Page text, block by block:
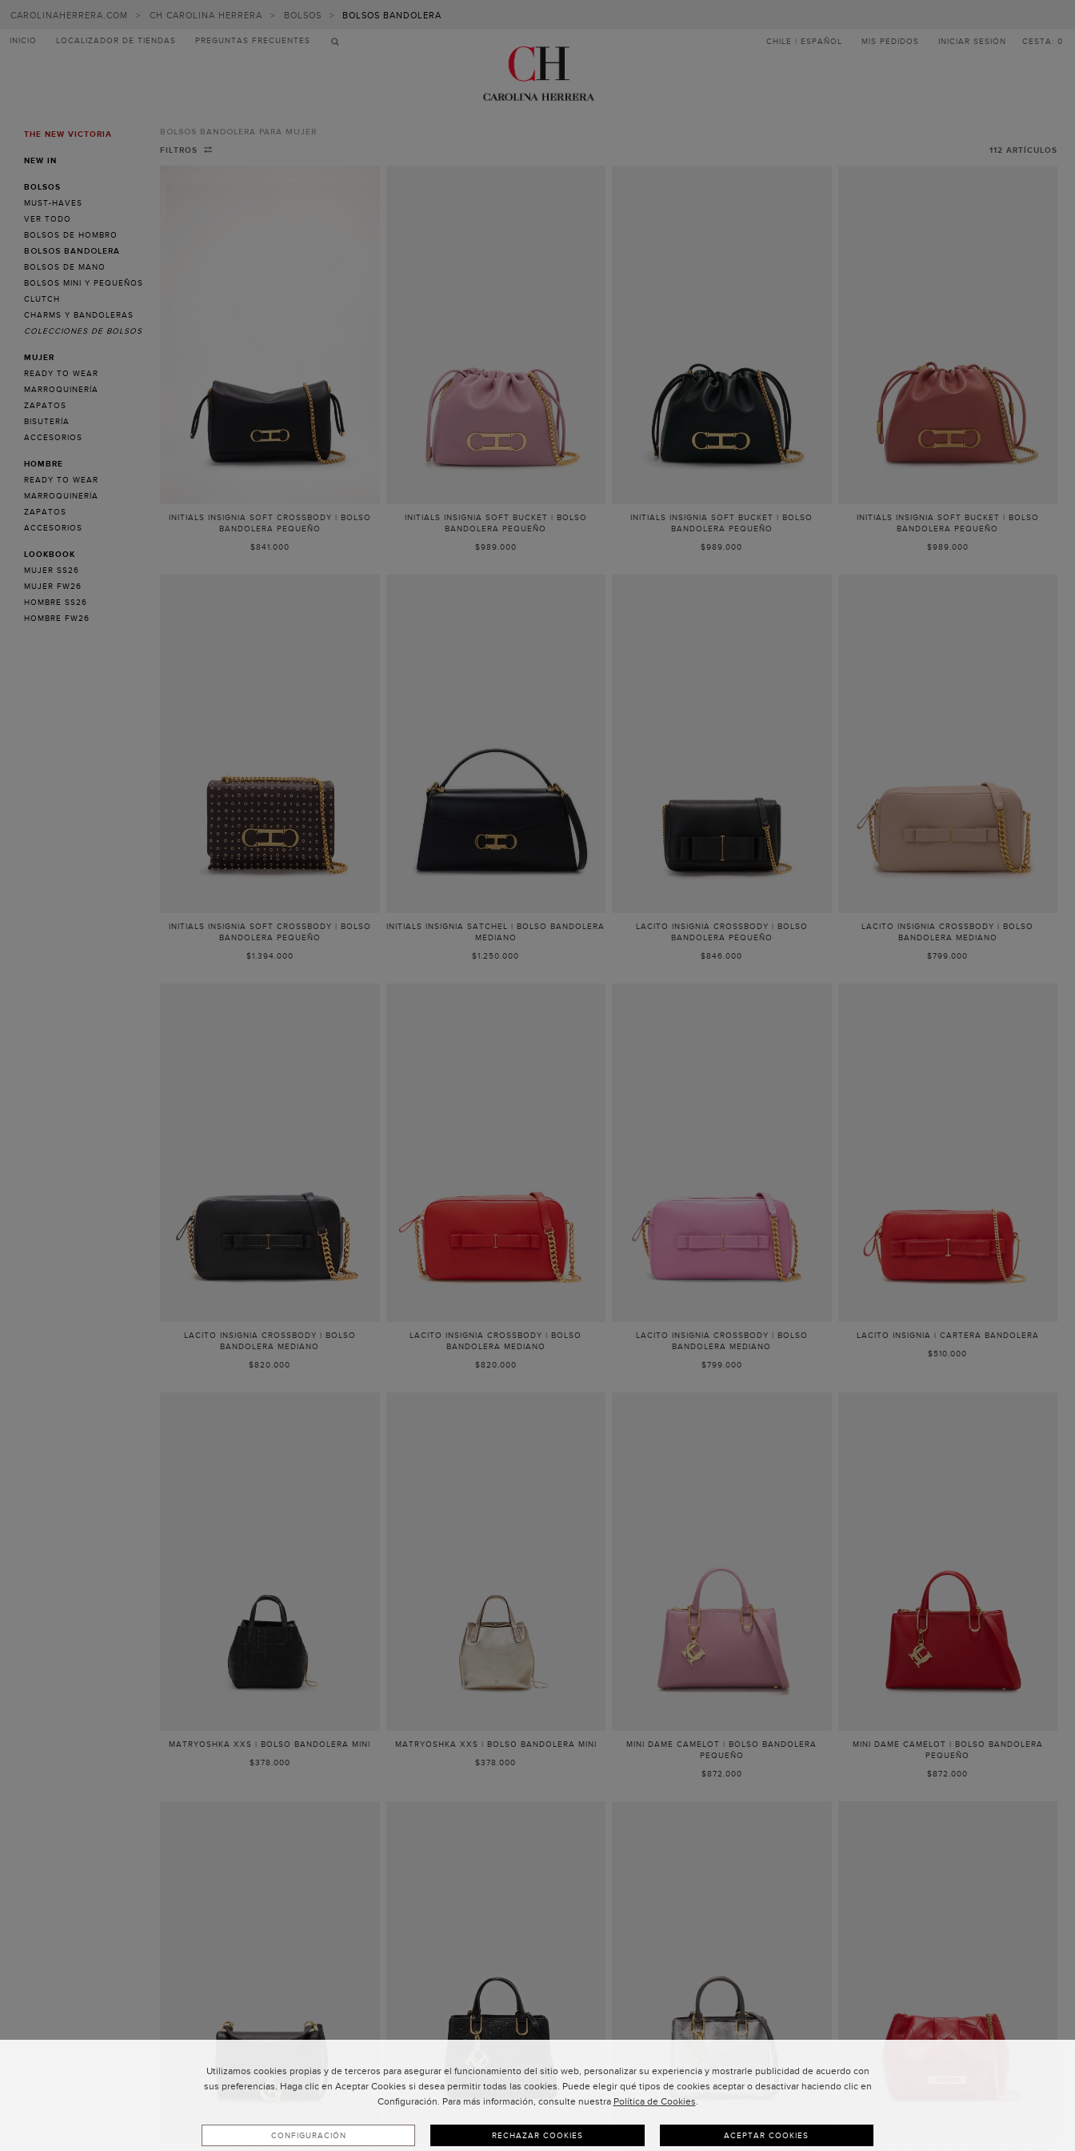
Utilizamos cookies propias y de terceros para asegurar el funcionamiento del sitio web, personalizar su experiencia y mostrarle publicidad de acuerdo con
sus preferencias. Haga clic en Aceptar Cookies si desea permitir todas las cookies. Puede elegir qué tipos de cookies aceptar o desactivar haciendo clic en
Configuración. Para más información, consulte nuestra Política de Cookies.
CONFIGURACIÓN RECHAZAR COOKIES ACEPTAR COOKIES
CAROLINAHERRERA.COM > CH CAROLINA HERRERA > BOLSOS > BOLSOS BANDOLERA
INICIO LOCALIZADOR DE TIENDAS PREGUNTAS FRECUENTES CHILE | ESPAÑOL MIS PEDIDOS INICIAR SESIÓN CESTA: 0
MENUTHE NEW VICTORIA
NEW IN
BOLSOS
MUST-HAVES
VER TODO
BOLSOS DE HOMBRO
BOLSOS BANDOLERA
BOLSOS DE MANO
BOLSOS MINI Y PEQUEÑOS
CLUTCH
CHARMS Y BANDOLERAS
COLECCIONES DE BOLSOS
MUJER
READY TO WEAR
MARROQUINERÍA
ZAPATOS
BISUTERÍA
ACCESORIOS
HOMBRE
READY TO WEAR
MARROQUINERÍA
ZAPATOS
ACCESORIOS
LOOKBOOK
MUJER SS26
MUJER FW26
HOMBRE SS26
HOMBRE FW26
Bolsos
BOLSOS BANDOLERA PARA MUJER
FILTROS 112 ARTÍCULOS
INITIALS INSIGNIA SOFT CROSSBODY | BOLSO
BANDOLERA PEQUEÑO
$841.000
INITIALS INSIGNIA SOFT BUCKET | BOLSO
BANDOLERA PEQUEÑO
$989.000
INITIALS INSIGNIA SOFT BUCKET | BOLSO
BANDOLERA PEQUEÑO
$989.000
INITIALS INSIGNIA SOFT BUCKET | BOLSO
BANDOLERA PEQUEÑO
$989.000
INITIALS INSIGNIA SOFT CROSSBODY | BOLSO
BANDOLERA PEQUEÑO
$1.394.000
INITIALS INSIGNIA SATCHEL | BOLSO BANDOLERA
MEDIANO
$1.250.000
LACITO INSIGNIA CROSSBODY | BOLSO
BANDOLERA PEQUEÑO
$846.000
LACITO INSIGNIA CROSSBODY | BOLSO
BANDOLERA MEDIANO
$799.000
LACITO INSIGNIA CROSSBODY | BOLSO
BANDOLERA MEDIANO
$820.000
LACITO INSIGNIA CROSSBODY | BOLSO
BANDOLERA MEDIANO
$820.000
LACITO INSIGNIA CROSSBODY | BOLSO
BANDOLERA MEDIANO
$799.000
LACITO INSIGNIA | CARTERA BANDOLERA
$510.000
MATRYOSHKA XXS | BOLSO BANDOLERA MINI
$378.000
MATRYOSHKA XXS | BOLSO BANDOLERA MINI
$378.000
MINI DAME CAMELOT | BOLSO BANDOLERA
PEQUEÑO
$872.000
MINI DAME CAMELOT | BOLSO BANDOLERA
PEQUEÑO
$872.000